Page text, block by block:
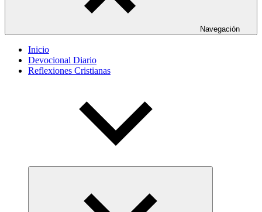
Navegación
Inicio
Devocional Diario
Reflexiones Cristianas